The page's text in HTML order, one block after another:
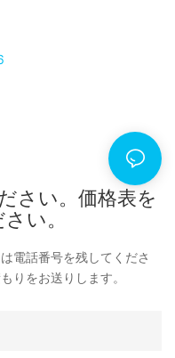
さい。価格表を
い。
電話番号を残してくださ
りをお送りします。